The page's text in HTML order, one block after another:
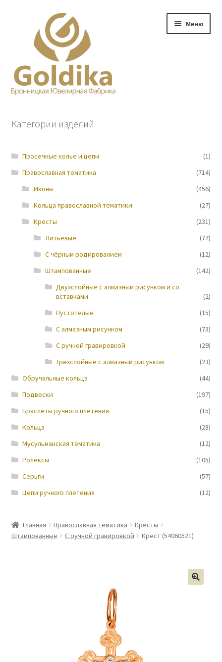
навигации
содержимому
Меню
Прайс-лист
Контакты
Новости
Категории изделий
Просечные колье и цепи
(1)
Православная тематика
(714)
Иконы
(456)
Кольца православной тематики
(27)
Кресты
(231)
Литьевые
(77)
С чёрным родированием
(12)
Штампованные
(142)
Двухслойные с алмазным рисунком и со
вставками
(2)
Пустотелые
(15)
С алмазным рисунком
(73)
С ручной гравировкой
(29)
Трехслойные с алмазным рисунком
(23)
Обручальные кольца
(44)
Подвески
(197)
Браслеты ручного плетения
(15)
Кольца
(28)
Мусульманская тематика
(12)
Ролексы
(105)
Серьги
(57)
Цепи ручного плетения
(12)
Главная Православная тематика
Кресты
Штампованные
С ручной гравировкой Крест (54060521)